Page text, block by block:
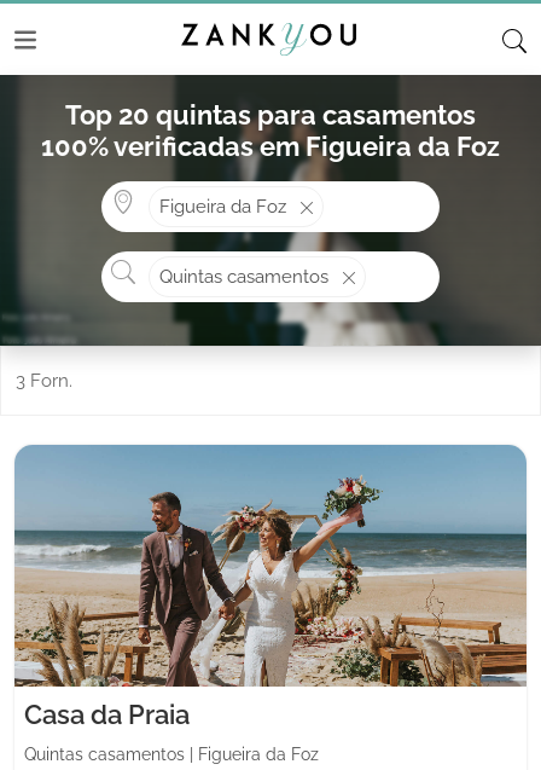
Top 20 quintas para casamentos
100% verificadas em Figueira da Foz
Figueira da Foz
O que procura?
Quintas casamentos
3 Forn.
Casa da Praia
Quintas casamentos Figueira da Foz